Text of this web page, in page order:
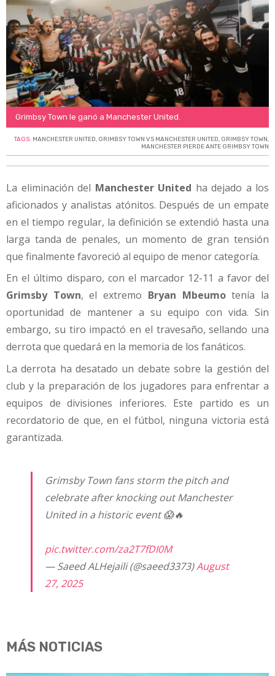
Grimbsy Town le ganó a Manchester United.
TAGS: MANCHESTER UNITED, GRIMBSY TOWN VS MANCHESTER UNITED, GRIMBSY TOWN,
MANCHESTER PIERDE ANTE GRIMBSY TOWN
La eliminación del Manchester United ha dejado a los
aficionados y analistas atónitos. Después de un empate
en el tiempo regular, la definición se extendió hasta una
larga tanda de penales, un momento de gran tensión
que finalmente favoreció al equipo de menor categoría.
En el último disparo, con el marcador 12-11 a favor del
Grimsby Town, el extremo Bryan Mbeumotenía la
oportunidad de mantener a su equipo con vida. Sin
embargo, su tiro impactó en el travesaño, sellando una
derrota que quedará en la memoria de los fanáticos.
La derrota ha desatado un debate sobre la gestión del
club y la preparación de los jugadores para enfrentar a
equipos de divisiones inferiores. Este partido es un
recordatorio de que, en el fútbol, ninguna victoria está
garantizada.
Grimsby Town fans storm the pitch and
celebrate after knocking out Manchester
United in a historic event 😱🔥
pic.twitter.com/za2T7fDI0M
— Saeed ALHejaili (@saeed3373)August
27, 2025
MÁS NOTICIAS